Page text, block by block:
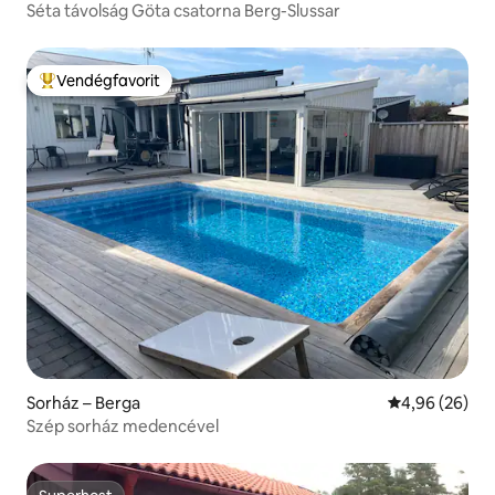
Séta távolság Göta csatorna Berg-Slussar
Kiemelt vendégfavorit
Vendégfavorit
Sorház – Berga Átlagos
4,96 (26)
Szép sorház medencével